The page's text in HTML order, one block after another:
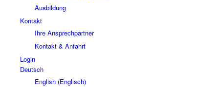
Ausbildung
Kontakt
Ihre Ansprechpartner
Kontakt & Anfahrt
Login
Deutsch
English(Englisch)